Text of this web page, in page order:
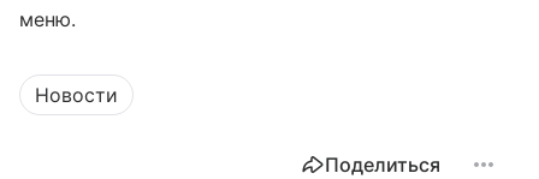
меню.
Новости
Поделиться